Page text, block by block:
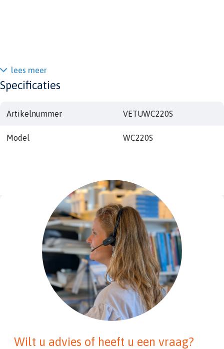
lees meer
Specificaties
Artikelnummer VETUWC220S
Model WC220S
Wilt u advies of heeft u een vraag?